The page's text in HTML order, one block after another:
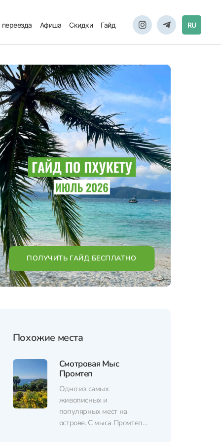
Афиша Скидки Гайд RU
ПОЛУЧИТЬ ГАЙД БЕСПЛАТНО
Похожие места
Смотровая Мыс
Промтеп
Одно из самых
живописных и
популярных мест на
острове. С мыса Промтеп